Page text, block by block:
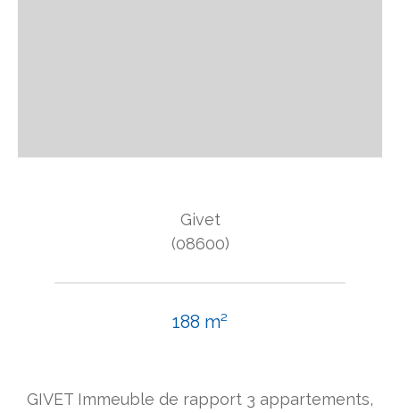
Givet
(08600)
188 m²
GIVET Immeuble de rapport 3 appartements,